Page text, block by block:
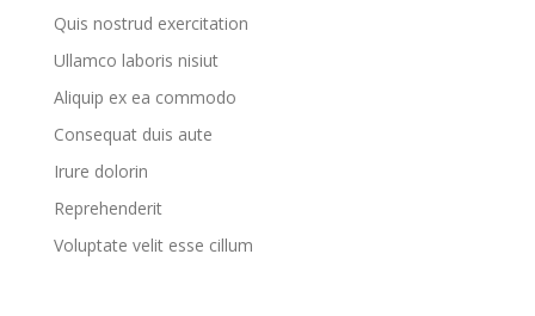
Quis nostrud exercitation
Ullamco laboris nisiut
Aliquip ex ea commodo
Consequat duis aute
Irure dolorin
Reprehenderit
Voluptate velit esse cillum